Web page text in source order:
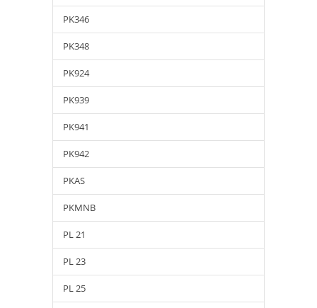
PK346
PK348
PK924
PK939
PK941
PK942
PKAS
PKMNB
PL 21
PL 23
PL 25